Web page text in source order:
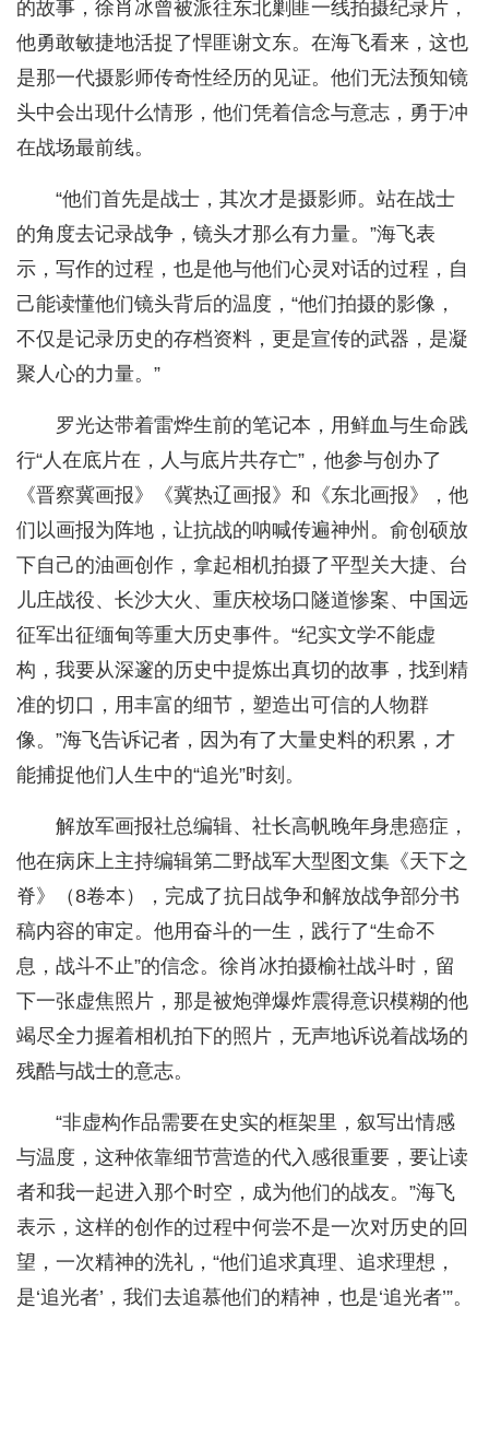
的故事，徐肖冰曾被派往东北剿匪一线拍摄纪录片，
他勇敢敏捷地活捉了悍匪谢文东。在海飞看来，这也
是那一代摄影师传奇性经历的见证。他们无法预知镜
头中会出现什么情形，他们凭着信念与意志，勇于冲
在战场最前线。
“他们首先是战士，其次才是摄影师。站在战士
的角度去记录战争，镜头才那么有力量。”海飞表
示，写作的过程，也是他与他们心灵对话的过程，自
己能读懂他们镜头背后的温度，“他们拍摄的影像，
不仅是记录历史的存档资料，更是宣传的武器，是凝
聚人心的力量。”
罗光达带着雷烨生前的笔记本，用鲜血与生命践
行“人在底片在，人与底片共存亡”，他参与创办了
《晋察冀画报》《冀热辽画报》和《东北画报》，他
们以画报为阵地，让抗战的呐喊传遍神州。俞创硕放
下自己的油画创作，拿起相机拍摄了平型关大捷、台
儿庄战役、长沙大火、重庆校场口隧道惨案、中国远
征军出征缅甸等重大历史事件。“纪实文学不能虚
构，我要从深邃的历史中提炼出真切的故事，找到精
准的切口，用丰富的细节，塑造出可信的人物群
像。”海飞告诉记者，因为有了大量史料的积累，才
能捕捉他们人生中的“追光”时刻。
解放军画报社总编辑、社长高帆晚年身患癌症，
他在病床上主持编辑第二野战军大型图文集《天下之
脊》（8卷本），完成了抗日战争和解放战争部分书
稿内容的审定。他用奋斗的一生，践行了“生命不
息，战斗不止”的信念。徐肖冰拍摄榆社战斗时，留
下一张虚焦照片，那是被炮弹爆炸震得意识模糊的他
竭尽全力握着相机拍下的照片，无声地诉说着战场的
残酷与战士的意志。
“非虚构作品需要在史实的框架里，叙写出情感
与温度，这种依靠细节营造的代入感很重要，要让读
者和我一起进入那个时空，成为他们的战友。”海飞
表示，这样的创作的过程中何尝不是一次对历史的回
望，一次精神的洗礼，“他们追求真理、追求理想，
是‘追光者’，我们去追慕他们的精神，也是‘追光者’”。